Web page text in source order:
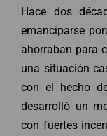
Hace dos
emanciparse
ahorraban para
una situación
con el hecho
desarrolló un
con fuertes